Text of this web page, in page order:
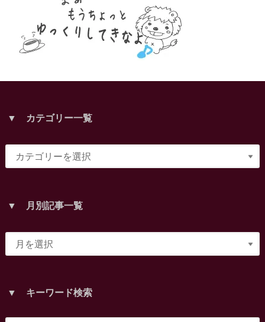
▼ カテゴリー一覧
▼ 月別記事一覧
▼ キーワード検索